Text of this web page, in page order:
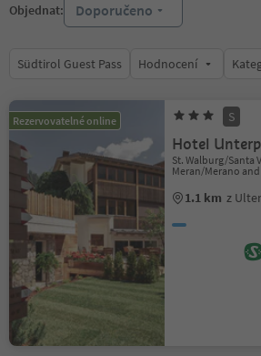
Objednat: Doporučeno
Südtirol Guest Pass Hodnocení
Rezervovatelné online S
Hotel
St. Walburg/Santa
Meran/Merano
1.1 km z